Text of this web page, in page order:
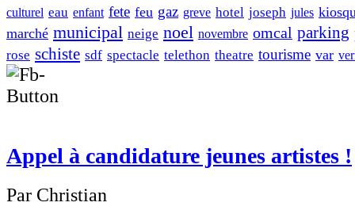
culturel eau enfant fete feu gaz greve hotel joseph jules
marché municipal neige noel novembre omcal parking
rose schiste sdf spectacle telethon theatre tourisme var
Appel à candidature jeunes artistes !
Par Christian